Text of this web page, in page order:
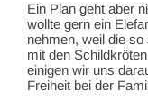
Ein Plan geht aber
wollte gern ein
nehmen, weil die
mit den
einigen wir uns
Freiheit bei der